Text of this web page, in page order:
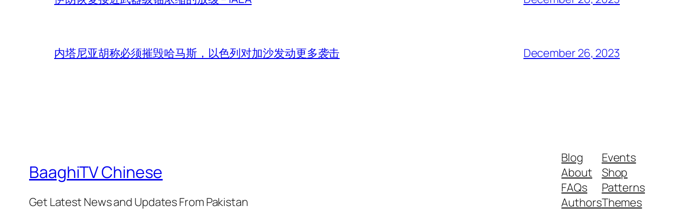
内塔尼亚胡称必须摧毁哈马斯，以色列对加沙发动更多袭击 December 26, 2023
BaaghiTV Chinese
Get Latest News and Updates From Pakistan
Blog
About
FAQs
Authors
Events
Shop
Patterns
Themes